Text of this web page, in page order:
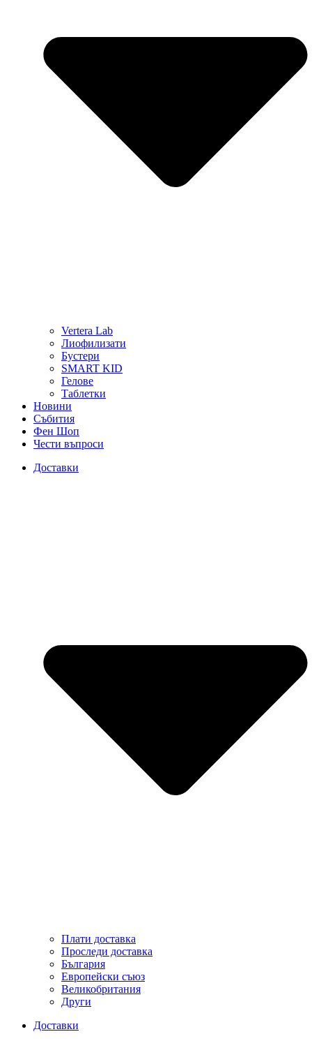
Vertera Lab
Лиофилизати
Бустери
SMART KID
Гелове
Таблетки
Новини
Събития
Фен Шоп
Чести въпроси
Доставки
Плати доставка
Проследи доставка
България
Европейски съюз
Великобритания
Други
Доставки